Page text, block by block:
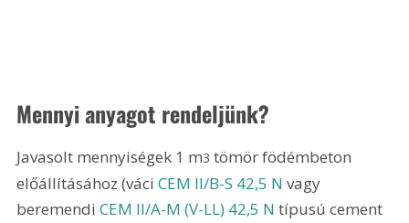
Mennyi anyagot rendeljünk?
Javasolt mennyiségek 1 m3 tömör födémbeton
előállításához (váci CEM II/B-S 42,5 N vagy
beremendi CEM II/A-M (V-LL) 42,5 N típusú cement